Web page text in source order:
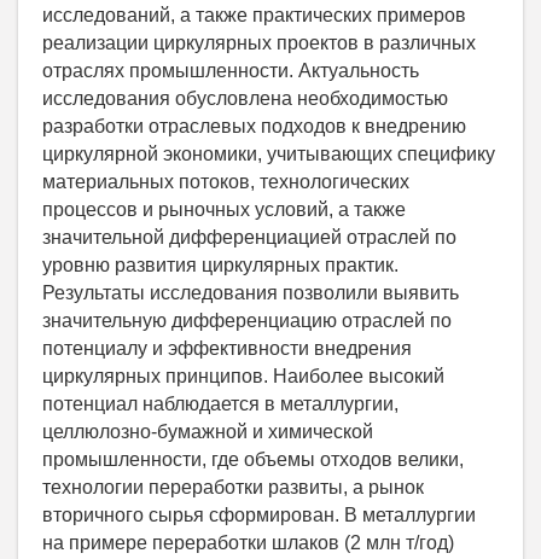
исследований, а также практических примеров
реализации циркулярных проектов в различных
отраслях промышленности. Актуальность
исследования обусловлена необходимостью
разработки отраслевых подходов к внедрению
циркулярной экономики, учитывающих специфику
материальных потоков, технологических
процессов и рыночных условий, а также
значительной дифференциацией отраслей по
уровню развития циркулярных практик.
Результаты исследования позволили выявить
значительную дифференциацию отраслей по
потенциалу и эффективности внедрения
циркулярных принципов. Наиболее высокий
потенциал наблюдается в металлургии,
целлюлозно-бумажной и химической
промышленности, где объемы отходов велики,
технологии переработки развиты, а рынок
вторичного сырья сформирован. В металлургии
на примере переработки шлаков (2 млн т/год)